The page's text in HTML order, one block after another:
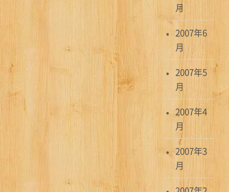
月
2007年6
月
2007年5
月
2007年4
月
2007年3
月